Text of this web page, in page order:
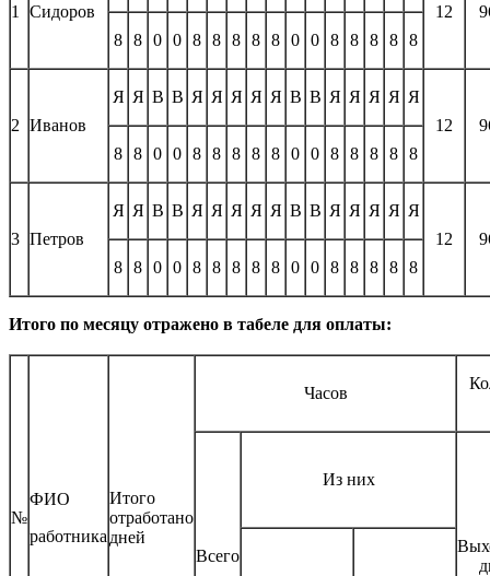
1 Сидоров
12
8 8 0 0 8 8 8 8 8 0 0 8 8 8 8 8
2 Иванов
Я Я В В Я Я Я Я Я В В Я Я Я Я Я
12
8 8 0 0 8 8 8 8 8 0 0 8 8 8 8 8
3 Петров
Я Я В В Я Я Я Я Я В В Я Я Я Я Я
12
8 8 0 0 8 8 8 8 8 0 0 8 8 8 8 8
Итого по месяцу отражено в табеле для оплаты:
№
ФИО
работника
Итого
отработано
дней
Часов
Всего
Из них